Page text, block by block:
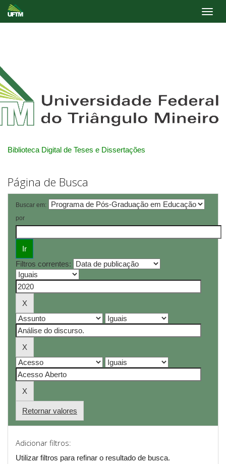
Biblioteca Digital de Teses e Dissertações
Página de Busca
Buscar em:
por
Filtros correntes:
Retornar valores
Adicionar filtros:
Utilizar filtros para refinar o resultado de busca.